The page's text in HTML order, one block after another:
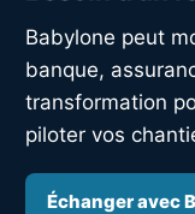
Babylone peut
banque,
transformation
piloter vos
Échanger avec